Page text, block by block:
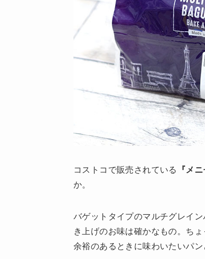
コストコで販売されている 『メ
か。
バゲットタイプのマルチグレイ
き上げのお味は確かなもの。ち
余裕のあるときに味わいたいパ